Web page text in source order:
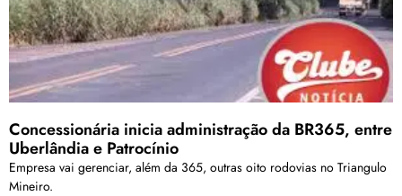
Concessionária inicia administração da BR365, entre
Uberlândia e Patrocínio
Empresa vai gerenciar, além da 365, outras oito rodovias no Triangulo
Mineiro.